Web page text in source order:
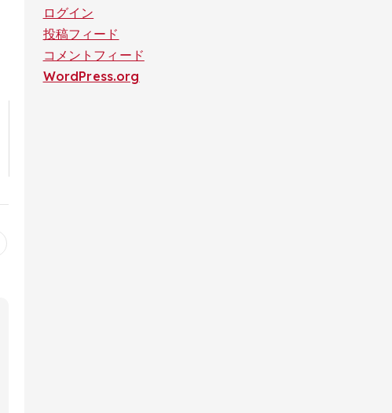
ログイン
投稿フィード
コメントフィード
WordPress.org